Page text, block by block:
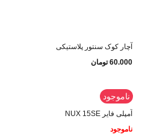
آچار کوک سنتور پلاستیکی
60.000 تومان
ناموجود
آمپلی فایر NUX 15SE
ناموجود